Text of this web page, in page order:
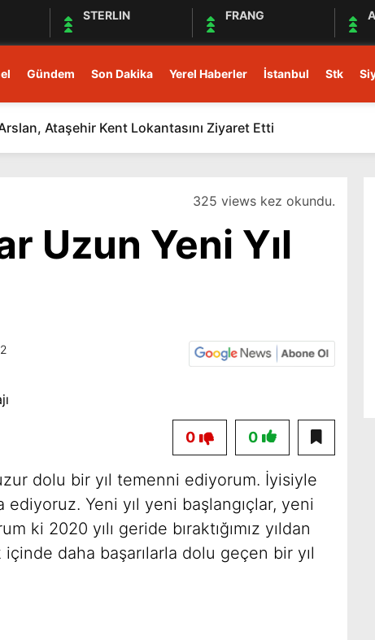
STERLIN FRANG
Gündem Son Dakika Yerel Haberler İstanbul Stk
Ataşehir Kent Lokantasını Ziyaret Etti
325 views kez okundu.
Uzun Yeni Yıl
0
0
dolu bir yıl temenni ediyorum. İyisiyle
Yeni yıl yeni başlangıçlar, yeni
ki 2020 yılı geride bıraktığımız yıldan
daha başarılarla dolu geçen bir yıl